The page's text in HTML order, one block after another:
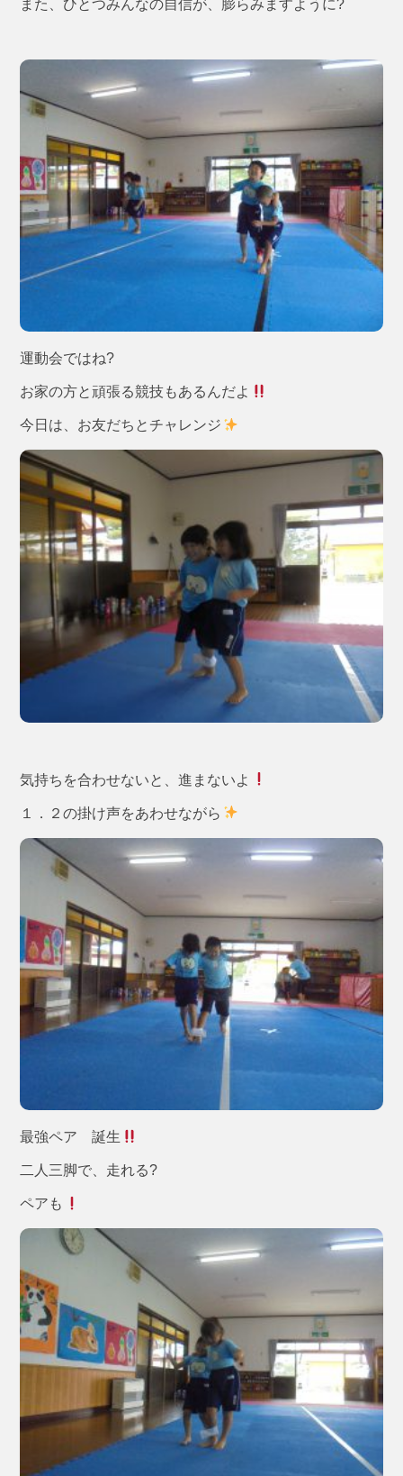
また、ひとつみんなの自信が、膨らみますように?
運動会ではね?
お家の方と頑張る競技もあるんだよ
今日は、お友だちとチャレンジ
気持ちを合わせないと、進まないよ
１．２の掛け声をあわせながら
最強ペア 誕生
二人三脚で、走れる?
ペアも